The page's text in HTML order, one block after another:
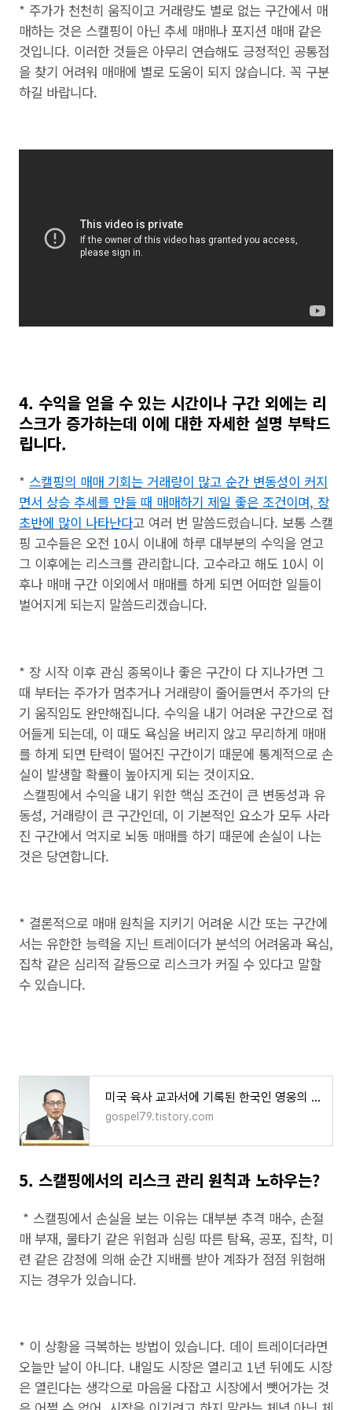
* 주가가 천천히 움직이고 거래량도 별로 없는 구간에서 매
매하는 것은 스캘핑이 아닌 추세 매매나 포지션 매매 같은
것입니다. 이러한 것들은 아무리 연습해도 긍정적인 공통점
을 찾기 어려워 매매에 별로 도움이 되지 않습니다. 꼭 구분
하길 바랍니다.
4. 수익을 얻을 수 있는 시간이나 구간 외에는 리
스크가 증가하는데 이에 대한 자세한 설명 부탁드
립니다.
* 스캘핑의 매매 기회는 거래량이 많고 순간 변동성이 커지
면서 상승 추세를 만들 때 매매하기 제일 좋은 조건이며, 장
초반에 많이 나타난다고 여러 번 말씀드렸습니다. 보통 스캘
핑 고수들은 오전 10시 이내에 하루 대부분의 수익을 얻고
그 이후에는 리스크를 관리합니다. 고수라고 해도 10시 이
후나 매매 구간 이외에서 매매를 하게 되면 어떠한 일들이
벌어지게 되는지 말씀드리겠습니다.
* 장 시작 이후 관심 종목이나 좋은 구간이 다 지나가면 그
때 부터는 주가가 멈추거나 거래량이 줄어들면서 주가의 단
기 움직임도 완만해집니다. 수익을 내기 어려운 구간으로 접
어들게 되는데, 이 때도 욕심을 버리지 않고 무리하게 매매
를 하게 되면 탄력이 떨어진 구간이기 때문에 통계적으로 손
실이 발생할 확률이 높아지게 되는 것이지요.
스캘핑에서 수익을 내기 위한 핵심 조건이 큰 변동성과 유
동성, 거래량이 큰 구간인데, 이 기본적인 요소가 모두 사라
진 구간에서 억지로 뇌동 매매를 하기 때문에 손실이 나는
것은 당연합니다.
* 결론적으로 매매 원칙을 지키기 어려운 시간 또는 구간에
서는 유한한 능력을 지닌 트레이더가 분석의 어려움과 욕심,
집착 같은 심리적 갈등으로 리스크가 커질 수 있다고 말할
수 있습니다.
미국 육사 교과서에 기록된 한국인 영웅의 실화
gospel79.tistory.com
5. 스캘핑에서의 리스크 관리 원칙과 노하우는?
* 스캘핑에서 손실을 보는 이유는 대부분 추격 매수, 손절
매 부재, 물타기 같은 위험과 심링 따른 탐욕, 공포, 집착, 미
련 같은 감정에 의해 순간 지배를 받아 계좌가 점점 위험해
지는 경우가 있습니다.
* 이 상황을 극복하는 방법이 있습니다. 데이 트레이더라면
오늘만 날이 아니다. 내일도 시장은 열리고 1년 뒤에도 시장
은 열린다는 생각으로 마음을 다잡고 시장에서 뺏어가는 것